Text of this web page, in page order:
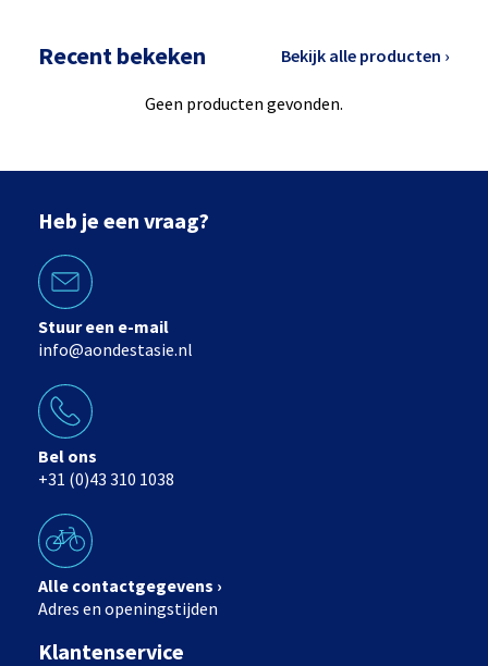
Recent bekeken Bekijk alle producten ›
Geen producten gevonden.
Heb je een vraag?
Stuur een e-mail
info@aondestasie.nl
Bel ons
+31 (0)43 310 1038
Alle contactgegevens ›
Adres en openingstijden
Klantenservice